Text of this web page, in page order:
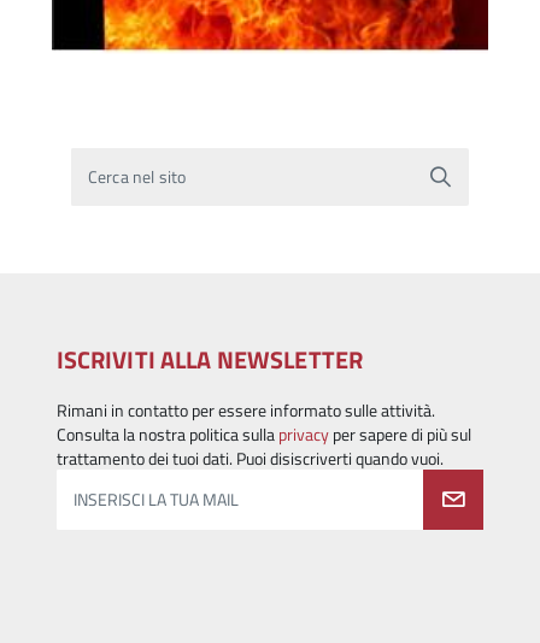
Cerca nel sito
ISCRIVITI ALLA NEWSLETTER
Rimani in contatto per essere informato sulle attività.
Consulta la nostra politica sullaprivacyper sapere di più sul
trattamento dei tuoi dati. Puoi disiscriverti quando vuoi.
INSERISCI LA TUA MAIL